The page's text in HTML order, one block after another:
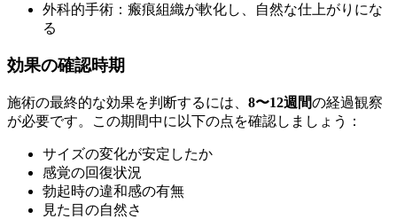
外科的手術：瘢痕組織が軟化し、自然な仕上がりにな
る
効果の確認時期
施術の最終的な効果を判断するには、 8〜12週間の経過観察
が必要です。この期間中に以下の点を確認しましょう：
サイズの変化が安定したか
感覚の回復状況
勃起時の違和感の有無
見た目の自然さ